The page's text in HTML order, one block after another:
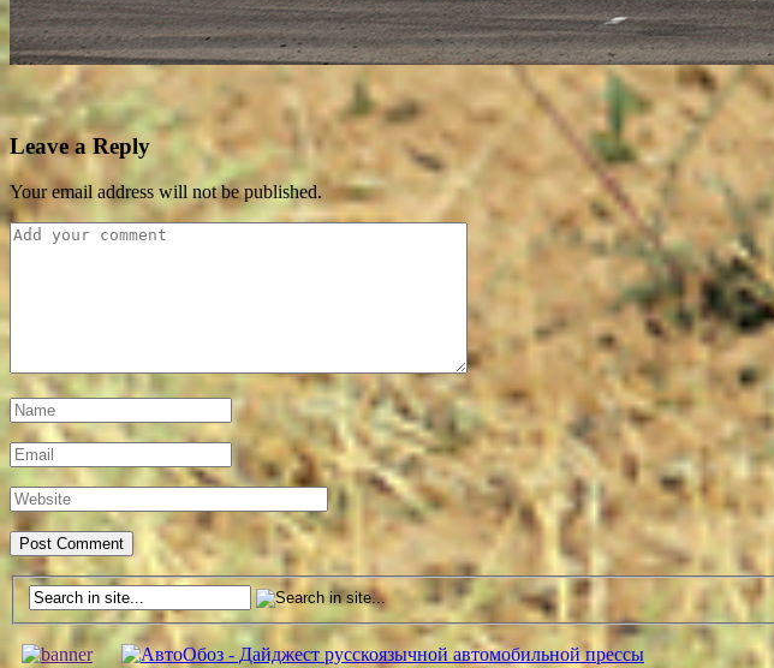
Leave a Reply
Your email address will not be published.